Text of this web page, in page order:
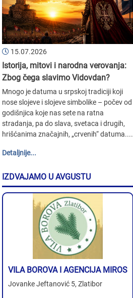
15.07.2026
Istorija, mitovi i narodna verovanja:
Zbog čega slavimo Vidovdan?
Mnogo je datuma u srpskoj tradiciji koji
nose slojeve i slojeve simbolike – počev od
godišnjica koje nas sete na ratna
stradanja, pa do slava, svetaca i drugih,
hrišćanima značajnih, „crvenih“ datuma....
Detaljnije...
IZDVAJAMO U AVGUSTU
VILA BOROVA I AGENCIJA MIROS
Jovanke Jeftanović 5, Zlatibor